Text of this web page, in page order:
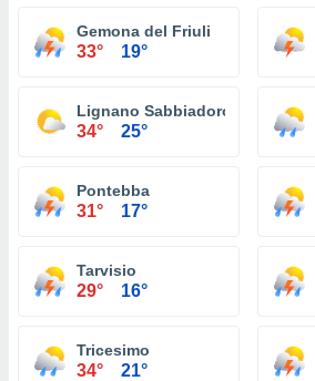
Gemona del Friuli
33° 19°
Lignano Sabbiadoro
34° 25°
Pontebba
31° 17°
Tarvisio
29° 16°
Tricesimo
34° 21°